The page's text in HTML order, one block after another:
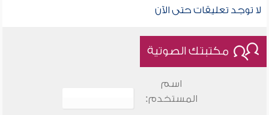
لا توجد تعليقات حتى الآن
مكتبتك الصوتية
اسم
المستخدم: